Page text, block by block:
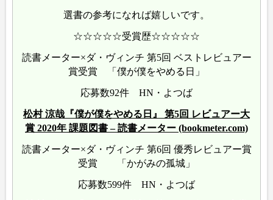
選書の参考になれば嬉しいです。
☆☆☆☆☆受賞歴☆☆☆☆☆
読書メーター×ダ・ヴィンチ 第5回 ベストレビュアー
賞受賞 「僕が僕をやめる日」
応募数92件 HN・よつば
松村 涼哉『僕が僕をやめる日』 第5回 レビュアー大
賞 2020年 課題図書 – 読書メーター (bookmeter.com)
読書メーター×ダ・ヴィンチ 第6回 優秀レビュアー賞
受賞 「かがみの孤城」
応募数599件 HN・よつば